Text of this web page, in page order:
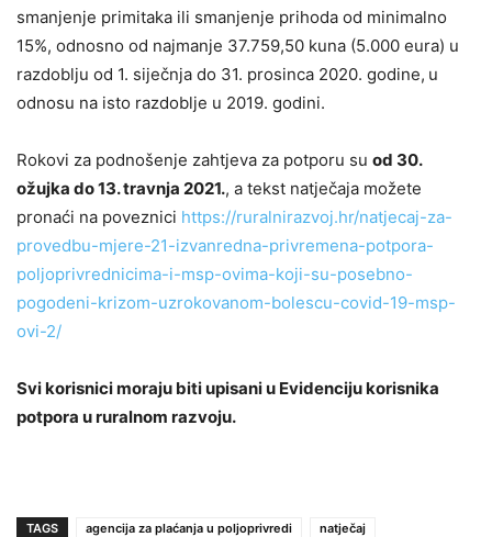
smanjenje primitaka ili smanjenje prihoda od minimalno
15%, odnosno od najmanje 37.759,50 kuna (5.000 eura) u
razdoblju od 1. siječnja do 31. prosinca 2020. godine, u
odnosu na isto razdoblje u 2019. godini.
Rokovi za podnošenje zahtjeva za potporu su od 30.
ožujka do 13. travnja 2021., a tekst natječaja možete
pronaći na poveznici https://ruralnirazvoj.hr/natjecaj-za-
provedbu-mjere-21-izvanredna-privremena-potpora-
poljoprivrednicima-i-msp-ovima-koji-su-posebno-
pogodeni-krizom-uzrokovanom-bolescu-covid-19-msp-
ovi-2/
Svi korisnici moraju biti upisani u Evidenciju korisnika
potpora u ruralnom razvoju.
TAGS agencija za plaćanja u poljoprivredi
natječaj